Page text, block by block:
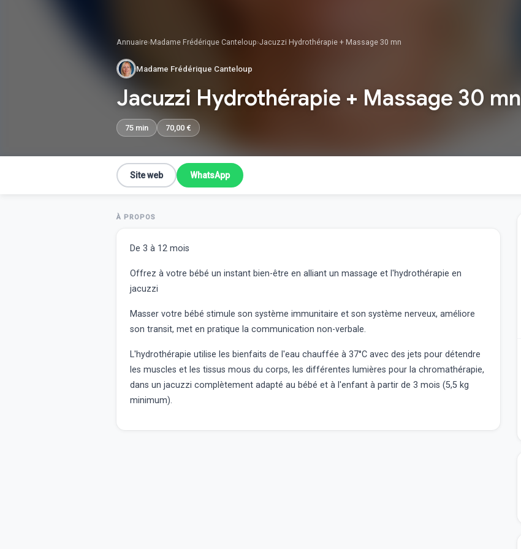
Annuaire›Madame Frédérique Canteloup›Jacuzzi Hydrothérapie + Massage 30 mn
Madame Frédérique Canteloup
Jacuzzi Hydrothérapie + Massage 30 mn
75 min 70,00 €
Site web WhatsApp
À PROPOS
De 3 à 12 mois
Offrez à votre bébé un instant bien-être en alliant un massage et l'hydrothérapie en
jacuzzi
Masser votre bébé stimule son système immunitaire et son système nerveux, améliore
son transit, met en pratique la communication non-verbale.
L'hydrothérapie utilise les bienfaits de l'eau chauffée à 37°C avec des jets pour détendre
les muscles et les tissus mous du corps, les différentes lumières pour la chromathérapie,
dans un jacuzzi complètement adapté au bébé et à l'enfant à partir de 3 mois (5,5 kg
minimum).